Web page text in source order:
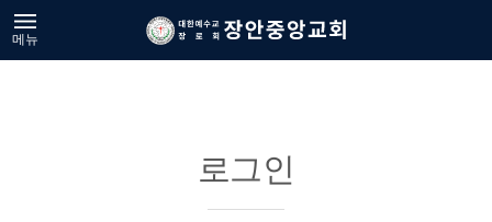
메뉴
로그인